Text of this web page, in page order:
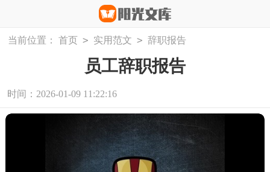
当前位置： 首页 > 实用范文 > 辞职报告
员工辞职报告
时间：2026-01-09 11:22:16